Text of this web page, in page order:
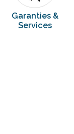
Garanties &
Services